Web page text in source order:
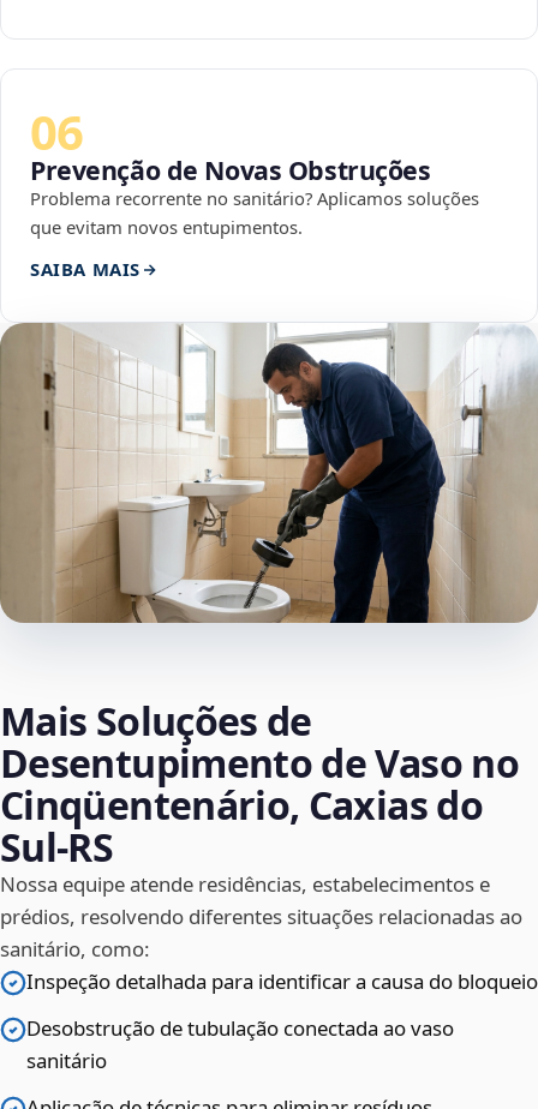
06
Prevenção de Novas Obstruções
Problema recorrente no sanitário? Aplicamos soluções
que evitam novos entupimentos.
SAIBA MAIS
Mais Soluções de
Desentupimento de Vaso no
Cinqüentenário, Caxias do
Sul‑RS
Nossa equipe atende residências, estabelecimentos e
prédios, resolvendo diferentes situações relacionadas ao
sanitário, como:
Inspeção detalhada para identificar a causa do bloqueio
Desobstrução de tubulação conectada ao vaso
sanitário